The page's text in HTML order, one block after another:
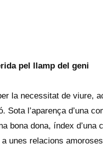
pel llamp del geni
la necessitat de viure,
l’aparença d’una
bona dona, índex d’una
unes relacions